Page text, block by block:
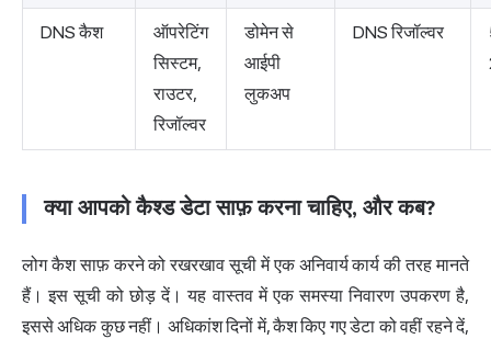
DNS कैश
ऑपरेटिंग
सिस्टम,
राउटर,
रिजॉल्वर
डोमेन से
आईपी
लुकअप
DNS रिजॉल्वर
क्या आपको कैश्ड डेटा साफ़ करना चाहिए, और कब?
लोग कैश साफ़ करने को रखरखाव सूची में एक अनिवार्य कार्य की तरह मानते
हैं। इस सूची को छोड़ दें। यह वास्तव में एक समस्या निवारण उपकरण है,
इससे अधिक कुछ नहीं। अधिकांश दिनों में, कैश किए गए डेटा को वहीं रहने दें,